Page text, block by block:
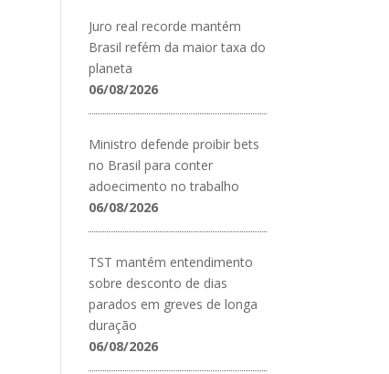
Juro real recorde mantém
Brasil refém da maior taxa do
planeta
06/08/2026
Ministro defende proibir bets
no Brasil para conter
adoecimento no trabalho
06/08/2026
TST mantém entendimento
sobre desconto de dias
parados em greves de longa
duração
06/08/2026